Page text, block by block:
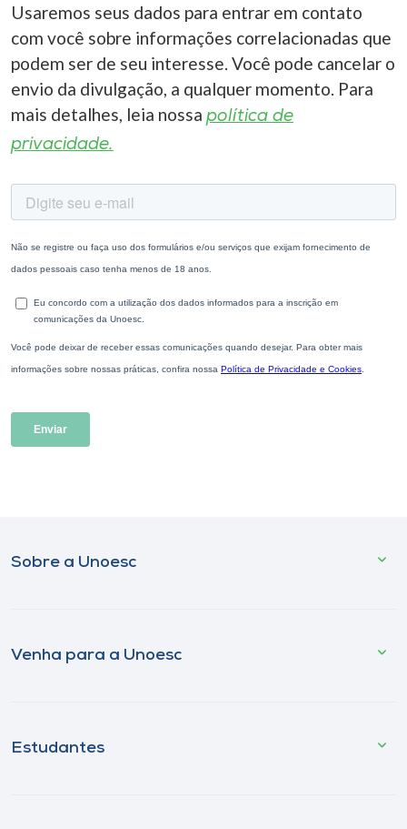
Usaremos seus dados para entrar em contato
com você sobre informações correlacionadas que
podem ser de seu interesse. Você pode cancelar o
envio da divulgação, a qualquer momento. Para
mais detalhes, leia nossa política de
privacidade.
Sobre a Unoesc
Venha para a Unoesc
Estudantes